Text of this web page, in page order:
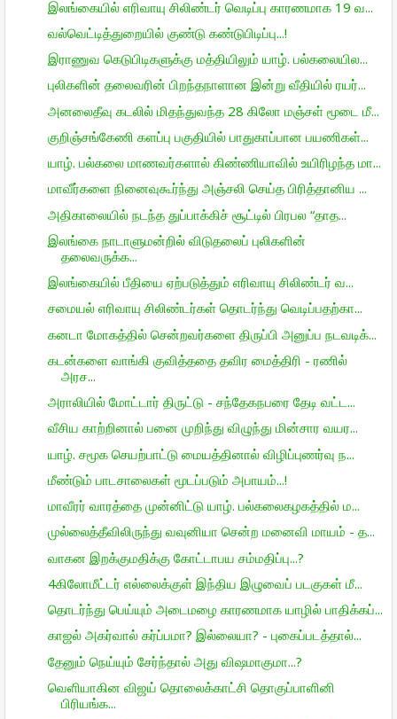
இலங்கையில் எரிவாயு சிலிண்டர் வெடிப்பு காரணமாக 19 வ...
வல்வெட்டித்துறையில் குண்டு கண்டுபிடிப்பு...!
இராணுவ கெடுபிடிகளுக்கு மத்தியிலும் யாழ். பல்கலையில...
புலிகளின் தலைவரின் பிறந்தநாளான இன்று வீதியில் ரயர்...
அனலைதீவு கடலில் மிதந்துவந்த 28 கிலோ மஞ்சள் மூடை மீ...
குறிஞ்சங்கேணி களப்பு பகுதியில் பாதுகாப்பான பயணிகள்...
யாழ். பல்கலை மாணவர்களால் கிண்ணியாவில் உயிரிழந்த மா...
மாவீர்களை நினைவுகூர்ந்து அஞ்சலி செய்த பிரித்தானிய ...
அதிகாலையில் நடந்த துப்பாக்கிச் சூட்டில் பிரபல “தாத...
இலங்கை நாடாளுமன்றில் விடுதலைப் புலிகளின்
தலைவருக்க...
இலங்கையில் பீதியை ஏற்படுத்தும் எரிவாயு சிலிண்டர் வ...
சமையல் எரிவாயு சிலிண்டர்கள் தொடர்ந்து வெடிப்பதற்கா...
கனடா மோகத்தில் சென்றவர்களை திருப்பி அனுப்ப நடவடிக்...
கடன்களை வாங்கி குவித்ததை தவிர மைத்திரி - ரணில்
அரச...
அராலியில் மோட்டார் திருட்டு - சந்தேகநபரை தேடி வட்ட...
வீசிய காற்றினால் பனை முறிந்து விழுந்து மின்சார வயர...
யாழ். சமூக செயற்பாட்டு மையத்தினால் விழிப்புணர்வு ந...
மீண்டும் பாடசாலைகள் மூடப்படும் அபாயம்...!
மாவீரர் வாரத்தை முன்னிட்டு யாழ். பல்கலைகழகத்தில் ம...
முல்லைத்தீவிலிருந்து வவுனியா சென்ற மனைவி மாயம் - த...
வாகன இறக்குமதிக்கு கோட்டாபய சம்மதிப்பு...?
4கிலோமீட்டர் எல்லைக்குள் இந்திய இழுவைப் படகுகள் மீ...
தொடர்ந்து பெய்யும் அடைமழை காரணமாக யாழில் பாதிக்கப்...
காஜல் அகர்வால் கர்ப்பமா? இல்லையா? - புகைப்படத்தால்...
தேனும் நெய்யும் சேர்ந்தால் அது விஷமாகுமா...?
வெளியாகின விஜய் தொலைக்காட்சி தொகுப்பாளினி
பிரியங்க...